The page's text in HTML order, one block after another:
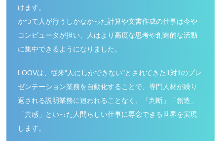
けます。
かつて人が行うしかなかった計算や文書作成の仕事は今や
コンピュータが担い、
人はより高度な思考や創造的な活動
に集中できるようになりました。
LOOVは、従来"人にしかできない"とされてきた1対1のプレ
ゼンテーション業務を自動化することで、 専門人材が繰り
返される説明業務に追われることなく、
「判断」「創造」
「共感」といった人間らしい仕事に専念できる世界を実現
します。